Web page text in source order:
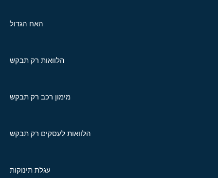
האח הגדול
הלוואות רק תבקש
מימון רכב רק תבקש
הלוואות לעסקים רק תבקש
עגלת תינוקות